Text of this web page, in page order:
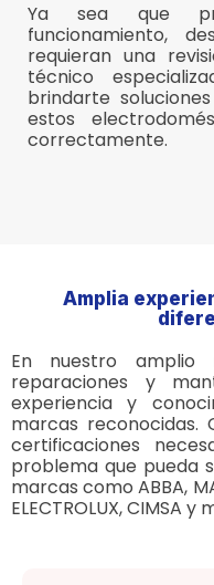
Ya sea que
funcionamiento,
requieran una
técnico
brindarte
estos
correctamente.
Amplia
En nuestro
reparaciones y
experiencia y
marcas
certificaciones
problema que pueda
marcas como ABBA,
ELECTROLUX, CIMSA